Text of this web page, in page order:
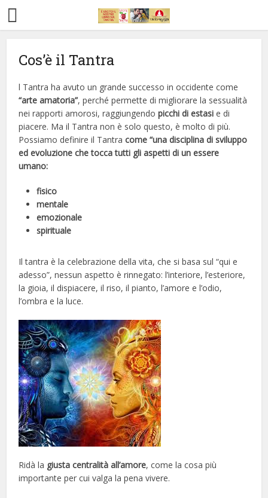
Home
Chi
Corso
Seminari
Tantra
Amore
Sessualità
Tecniche
Contatti
Cos’è il Tantra
l Tantra ha avuto un grande successo in occidente come
“arte amatoria”, perché permette di migliorare la sessualità
nei rapporti amorosi, raggiungendopicchi di estasi e di
piacere. Ma il Tantra non è solo questo, è molto di più.
Possiamo definire il Tantracome “una disciplina di sviluppo
ed evoluzione che tocca tutti gli aspetti di un essere
umano:
fisico
mentale
emozionale
spirituale
Il tantra è la celebrazione della vita, che si basa sul “qui e
adesso”, nessun aspetto è rinnegato: l’interiore, l’esteriore,
la gioia, il dispiacere, il riso, il pianto, l’amore e l’odio,
l’ombra e la luce.
Ridà la giusta centralità all’amore, come la cosa più
importante per cui valga la pena vivere.